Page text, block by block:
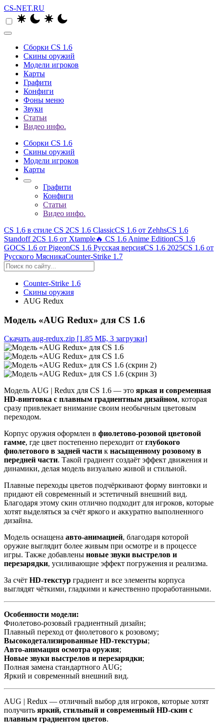
CS-NET.RU
Сборки CS 1.6
Скины оружий
Модели игроков
Карты
Графити
Конфиги
Фоны меню
Звуки
Статьи
Видео инфо.
Сборки CS 1.6
Скины оружий
Модели игроков
Карты
Графити
Конфиги
Статьи
Видео инфо.
CS 1.6 в стиле CS 2CS 1.6 ClassicCS 1.6 от ZehhsCS 1.6
Standoff 2CS 1.6 от Xtample🔥 CS 1.6 Anime EditionCS 1.6
GOCS 1.6 от PigeonCS 1.6 Русская версияCS 1.6 2025CS 1.6 от
Русского МясникаCounter-Strike 1.7
Counter-Strike 1.6
Скины оружия
AUG Redux
Модель «AUG Redux» для CS 1.6
Скачать aug-redux.zip [1.85 МБ, 3 загрузки]
Модель AUG | Redux для CS 1.6 — это яркая и современная
HD-винтовка с плавным градиентным дизайном, которая
сразу привлекает внимание своим необычным цветовым
переходом.
Корпус оружия оформлен в фиолетово-розовой цветовой
гамме, где цвет постепенно переходит от глубокого
фиолетового в задней части к насыщенному розовому в
передней части. Такой градиент создаёт эффект движения и
динамики, делая модель визуально живой и стильной.
Плавные переходы цветов подчёркивают форму винтовки и
придают ей современный и эстетичный внешний вид.
Благодаря этому скин отлично подходит для игроков, которые
хотят выделяться за счёт яркого и аккуратно выполненного
дизайна.
Модель оснащена авто-анимацией, благодаря которой
оружие выглядит более живым при осмотре и в процессе
игры. Также добавлены новые звуки выстрелов и
перезарядки, усиливающие эффект погружения и реализма.
За счёт HD-текстур градиент и все элементы корпуса
выглядят чёткими, гладкими и качественно проработанными.
Особенности модели:
Фиолетово-розовый градиентный дизайн;
Плавный переход от фиолетового к розовому;
Высокодетализированные HD-текстуры;
Авто-анимация осмотра оружия;
Новые звуки выстрелов и перезарядки;
Полная замена стандартного AUG;
Яркий и современный внешний вид.
AUG | Redux — отличный выбор для игроков, которые хотят
получить яркий, стильный и современный HD-скин с
плавным градиентом цветов.